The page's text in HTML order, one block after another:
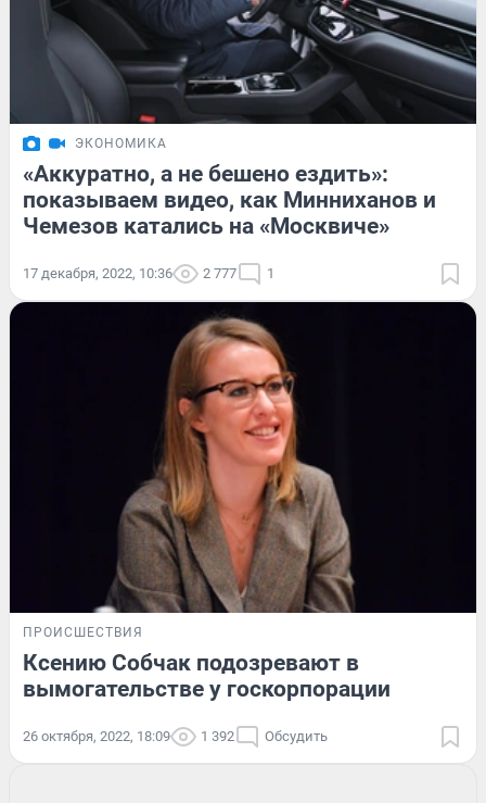
ЭКОНОМИКА
«Аккуратно, а не бешено ездить»:
показываем видео, как Минниханов и
Чемезов катались на «Москвиче»
17 декабря, 2022, 10:36 2 777 1
ПРОИСШЕСТВИЯ
Ксению Собчак подозревают в
вымогательстве у госкорпорации
26 октября, 2022, 18:09 1 392 Обсудить